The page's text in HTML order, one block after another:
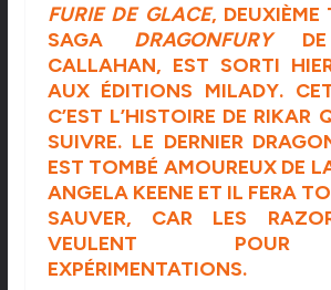
FURIE DE GLACE, DEUXIÈME
SAGA DRAGONFURY
CALLAHAN, EST SORTI
AUX ÉDITIONS MILADY.
C’EST L’HISTOIRE DE RIKAR
SUIVRE. LE DERNIER
EST TOMBÉ AMOUREUX DE
ANGELA KEENE ET IL FERA
SAUVER, CAR LES
VEULENT POUR
EXPÉRIMENTATIONS.